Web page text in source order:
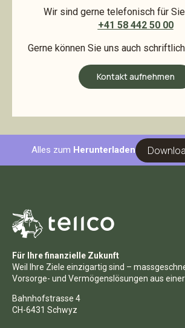
Wir sind gerne telefonisch für
+41 58 442 50 00
Gerne können Sie uns auch
Kontakt aufnehmen
Alles zum Herunterladen
Für Ihre finanzielle Zukunft
Weil Ihre Ziele einzigartig sind –
Vorsorge- und Vermögenslösungen aus einer
Bahnhofstrasse 4
CH-6431 Schwyz